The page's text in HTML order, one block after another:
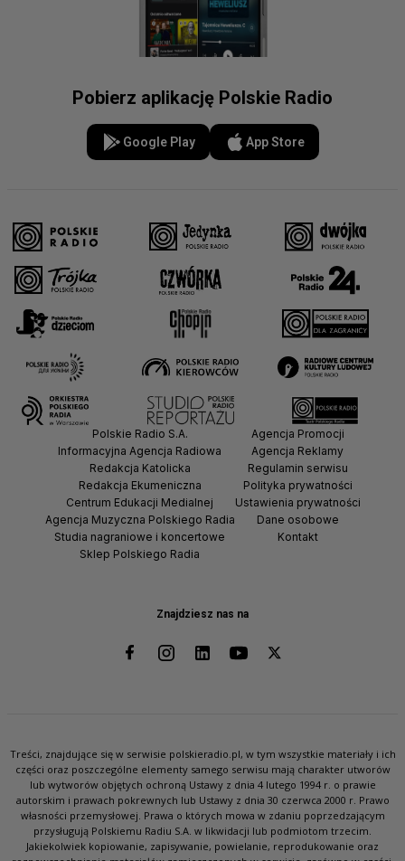
Pobierz aplikację Polskie Radio
Google Play App Store
Znajdziesz nas na
Polskie Radio S.A.
Informacyjna Agencja Radiowa
Redakcja Katolicka
Redakcja Ekumeniczna
Centrum Edukacji Medialnej
Agencja Muzyczna Polskiego Radia
Studia nagraniowe i koncertowe
Sklep Polskiego Radia
Agencja Promocji
Agencja Reklamy
Regulamin serwisu
Polityka prywatności
Ustawienia prywatności
Dane osobowe
Kontakt
Treści, znajdujące się w serwisie polskieradio.pl, w tym wszystkie materiały i ich
części oraz poszczególne elementy samego serwisu mają charakter utworów
lub wytworów objętych ochroną Ustawy z dnia 4 lutego 1994 r. o prawie
autorskim i prawach pokrewnych lub Ustawy z dnia 30 czerwca 2000 r. Prawo
własności przemysłowej. Prawa o których mowa w zdaniu poprzedzającym
przysługują Polskiemu Radiu S.A. w likwidacji lub podmiotom trzecim.
Jakiekolwiek kopiowanie, zapisywanie, powielanie, reprodukowanie oraz